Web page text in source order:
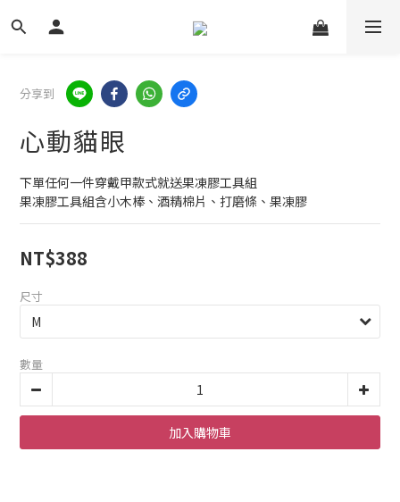
分享到
心動貓眼
下單任何一件穿戴甲款式就送果凍膠工具組
果凍膠工具組含小木棒、酒精棉片、打磨條、果凍膠
NT$388
尺寸
數量
加入購物車